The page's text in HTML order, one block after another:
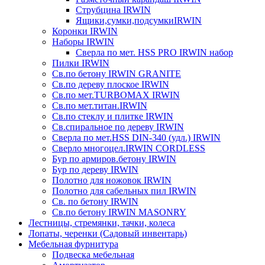
Струбцина IRWIN
Ящики,сумки,подсумкиIRWIN
Коронки IRWIN
Наборы IRWIN
Сверла по мет. HSS PRO IRWIN набор
Пилки IRWIN
Св.по бетону IRWIN GRANITE
Св.по дереву плоское IRWIN
Св.по мет.TURBOMAX IRWIN
Св.по мет.титан.IRWIN
Св.по стеклу и плитке IRWIN
Св.спиральное по дереву IRWIN
Сверла по мет.HSS DIN-340 (удл.) IRWIN
Сверло многоцел.IRWIN CORDLESS
Бур по армиров.бетону IRWIN
Бур по дереву IRWIN
Полотно для ножовок IRWIN
Полотно для сабельных пил IRWIN
Св. по бетону IRWIN
Св.по бетону IRWIN MASONRY
Лестницы, стремянки, тачки, колеса
Лопаты, черенки (Садовый инвентарь)
Мебельная фурнитура
Подвеска мебельная